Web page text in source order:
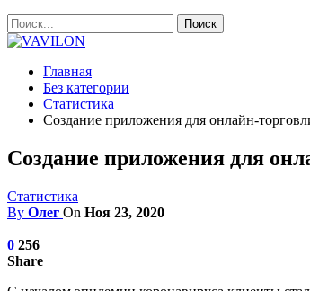
Главная
Без категории
Статистика
Создание приложения для онлайн-
Создание приложения для
Статистика
By Олег On Ноя 23, 2020
0 256
Share